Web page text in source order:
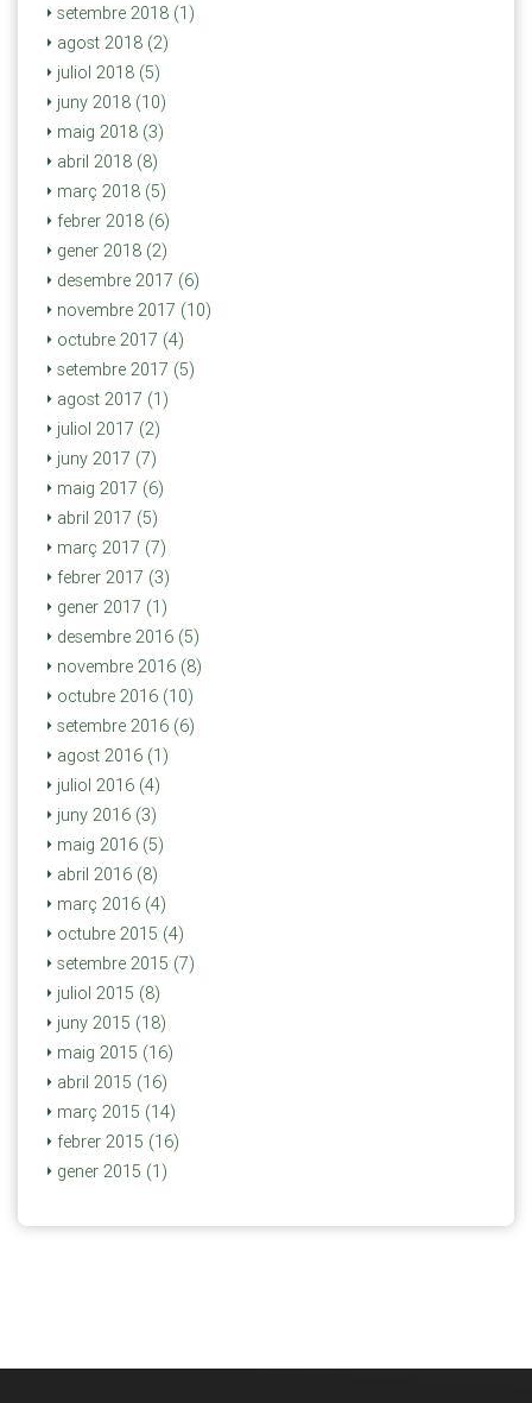
setembre 2018 (1)
agost 2018 (2)
juliol 2018 (5)
juny 2018 (10)
maig 2018 (3)
abril 2018 (8)
març 2018 (5)
febrer 2018 (6)
gener 2018 (2)
desembre 2017 (6)
novembre 2017 (10)
octubre 2017 (4)
setembre 2017 (5)
agost 2017 (1)
juliol 2017 (2)
juny 2017 (7)
maig 2017 (6)
abril 2017 (5)
març 2017 (7)
febrer 2017 (3)
gener 2017 (1)
desembre 2016 (5)
novembre 2016 (8)
octubre 2016 (10)
setembre 2016 (6)
agost 2016 (1)
juliol 2016 (4)
juny 2016 (3)
maig 2016 (5)
abril 2016 (8)
març 2016 (4)
octubre 2015 (4)
setembre 2015 (7)
juliol 2015 (8)
juny 2015 (18)
maig 2015 (16)
abril 2015 (16)
març 2015 (14)
febrer 2015 (16)
gener 2015 (1)